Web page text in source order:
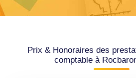
Prix & Honoraires des
comptable à